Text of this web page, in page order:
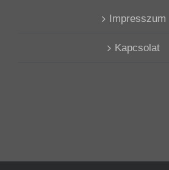
Impresszum
Kapcsolat